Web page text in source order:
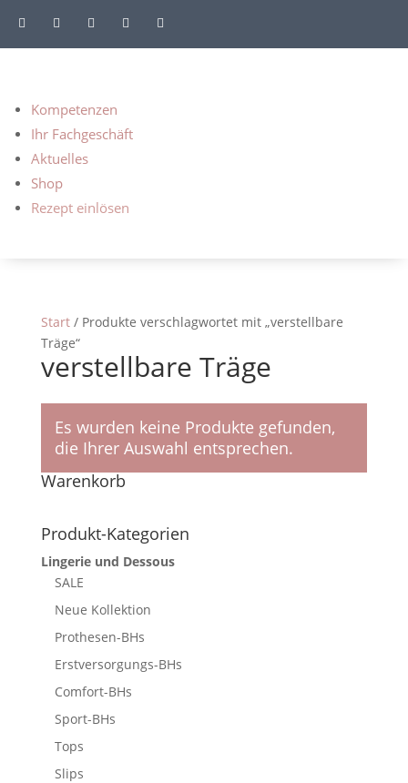
    
Kompetenzen
Ihr Fachgeschäft
Aktuelles
Shop
Rezept einlösen
Start/ Produkte verschlagwortet mit „verstellbare
Träge“
verstellbare Träge
Es wurden keine Produkte gefunden,
die Ihrer Auswahl entsprechen.
Warenkorb
Produkt-Kategorien
Lingerie und Dessous
SALE
Neue Kollektion
Prothesen-BHs
Erstversorgungs-BHs
Comfort-BHs
Sport-BHs
Tops
Slips